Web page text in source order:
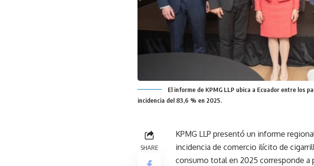
El informe de KPMG LLP ubica a Ecuador entre los
incidencia del 83,6 % en 2025.
SHARE
KPMG LLP presentó un informe
incidencia de comercio ilícito de
consumo total en 2025 corresponde a